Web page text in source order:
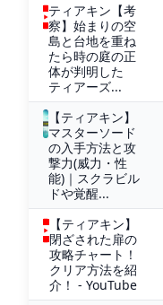
ティアキン【考
察】始まりの空
島と台地を重ね
たら時の庭の正
体が判明した
ティアーズ...
【ティアキン】
マスターソード
の入手方法と攻
撃力(威力・性
能)｜スクラビル
ドや覚醒...
【ティアキン】
閉ざされた扉の
攻略チャート！
クリア方法を紹
介！ - YouTube